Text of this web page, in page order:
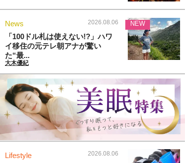
News 2026.08.06
「100ドル札は使えない!?」ハワ
イ移住の元テレ朝アナが驚い
た“最...
大木優紀
NEW
Lifestyle 2026.08.06